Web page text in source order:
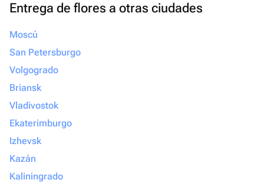
Entrega de flores a otras ciudades
Moscú
San Petersburgo
Volgogrado
Briansk
Vladivostok
Ekaterimburgo
Izhevsk
Kazán
Kaliningrado